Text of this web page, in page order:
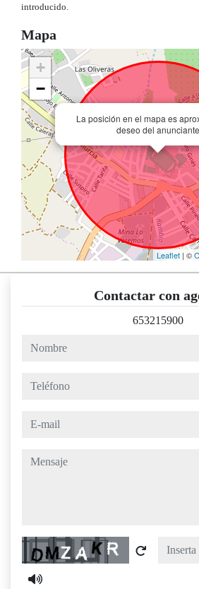
introducido.
Mapa
La posición en el mapa es
deseo del anunciante
+
−
Leaflet | ©
Contactar con
653215900
nombre
teléfono
e-mail
mensaje
Captcha